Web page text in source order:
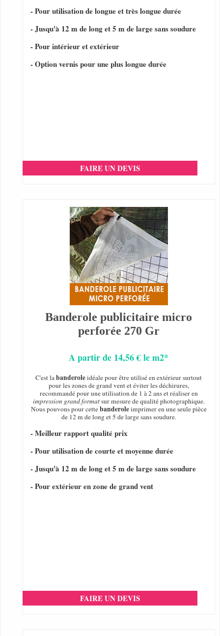
- Pour utilisation de longue et très longue durée
- Jusqu'à 12 m de long et 5 m de large sans soudure
- Pour intérieur et extérieur
- Option vernis pour une plus longue durée
FAIRE UN DEVIS
Banderole publicitaire micro
perforée 270 Gr
A partir de 14,56 € le m2*
C'est labanderoleidéale pour être utilisé en extérieur surtout
pour les zones de grand vent et éviter les déchirures,
recommandé pour une utilisation de 1 à 2 ans et réaliser en
impression grand formatsur mesure de qualité photographique.
Nous pouvons pour cettebanderoleimprimer en une seule pièce
de 12 m de long et 5 de large sans soudure.
- Meilleur rapport qualité prix
- Pour utilisation de courte et moyenne durée
- Jusqu'à 12 m de long et 5 m de large sans soudure
- Pour extérieur en zone de grand vent
FAIRE UN DEVIS